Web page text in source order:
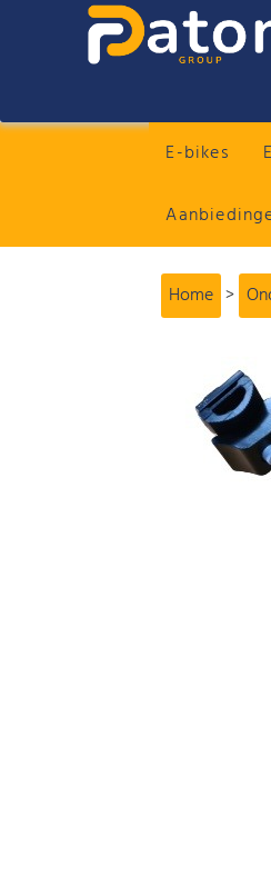
E-bikes
Home >